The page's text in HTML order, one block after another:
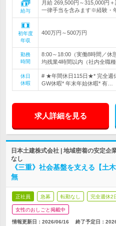
給与
月給 269,500円～315,000円
一律手当を含みます※経験・
初年度
年収
400万円～500万円
勤務
時間
8:00～18:00（実働8時間／
均残業4時間以内（社内全職
休日
休暇
# ★年間休日115日★* 完全週
GW休暇* 年末年始休暇* 有…
求人詳細を見る
日本土建株式会社 | 地域密着の安定
なし
《三重》社会基盤を支える【
無
正社員 急募 転勤なし 完全週休2
女性のおしごと掲載中
情報更新日：2026/06/16 終了予定日：